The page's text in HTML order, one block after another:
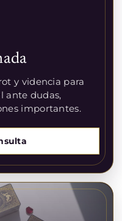
y videncia para
ante dudas,
importantes.